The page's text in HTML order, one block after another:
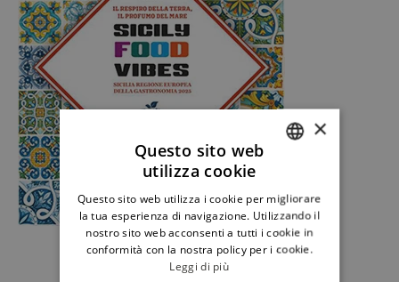
ENGLISH
×
Questo sito web
utilizza cookie
Questo sito web utilizza i cookie per migliorare
la tua esperienza di navigazione. Utilizzando il
nostro sito web acconsenti a tutti i cookie in
conformità con la nostra policy per i cookie.
Leggi di più